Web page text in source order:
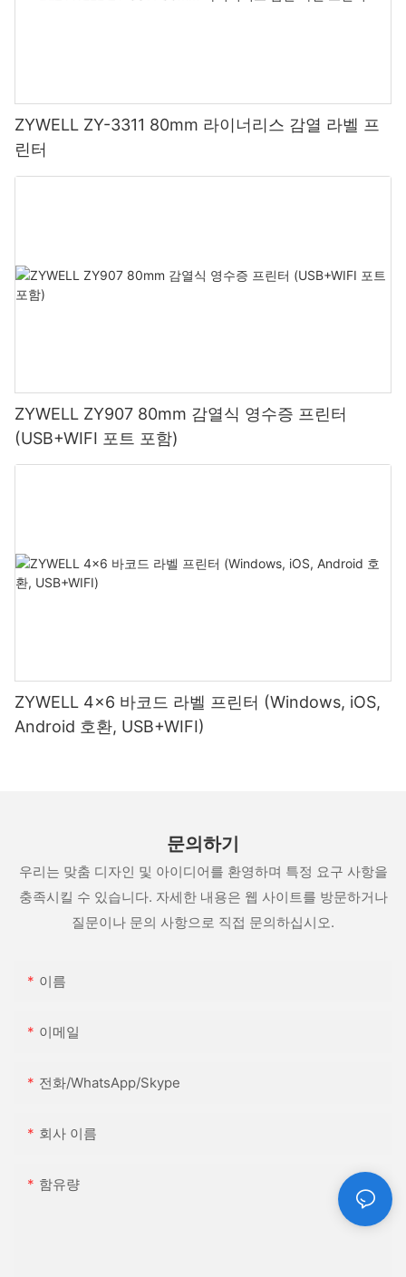
ZYWELL ZY-3311 80mm 라이너리스 감열 라벨 프
린터
ZYWELL ZY907 80mm 감열식 영수증 프린터
(USB+WIFI 포트 포함)
ZYWELL 4x6 바코드 라벨 프린터 (Windows, iOS,
Android 호환, USB+WIFI)
문의하기
우리는 맞춤 디자인 및 아이디어를 환영하며 특정 요구 사항을
충족시킬 수 있습니다. 자세한 내용은 웹 사이트를 방문하거나
질문이나 문의 사항으로 직접 문의하십시오.
이름
이메일
전화/WhatsApp/Skype
회사 이름
함유량